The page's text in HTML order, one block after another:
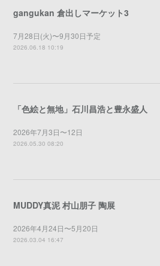
gangukan 倉出しマーケット3
7月28日(火)〜9月30日予定
2026.06.18 10:19
「色絵と無地」石川昌浩と豊永盛人
2026年7月3日〜12日
2026.05.30 08:20
MUDDY真泥 村山朋子 陶展
2026年4月24日〜5月20日
2026.03.04 16:47